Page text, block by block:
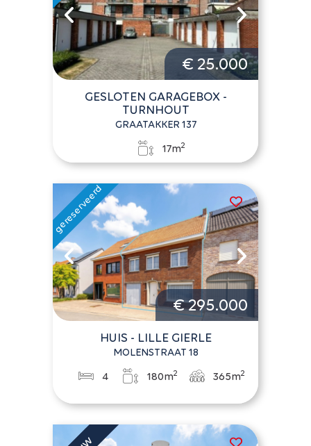
€ 25.000
GESLOTEN GARAGEBOX -
TURNHOUT
GRAATAKKER 137
17m2
€ 295.000
HUIS - LILLE GIERLE
MOLENSTRAAT 18
4 180m2 365m2